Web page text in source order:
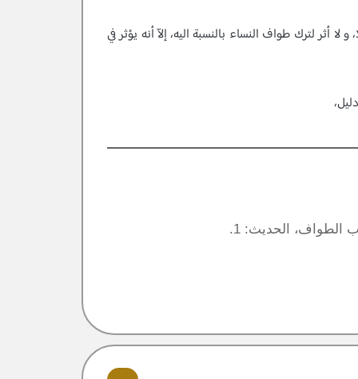
أثر لترك طواف النساء بالنسبة اليه، إلاّ أنه يؤثر في